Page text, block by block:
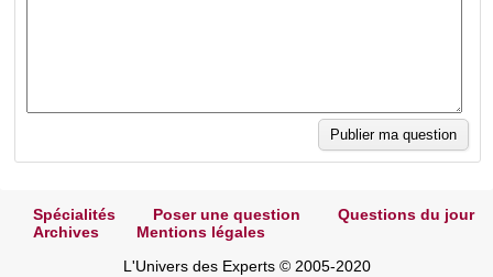
Spécialités Poser une question
Questions du jour
Archives
Mentions légales
L'Univers des Experts © 2005-2020